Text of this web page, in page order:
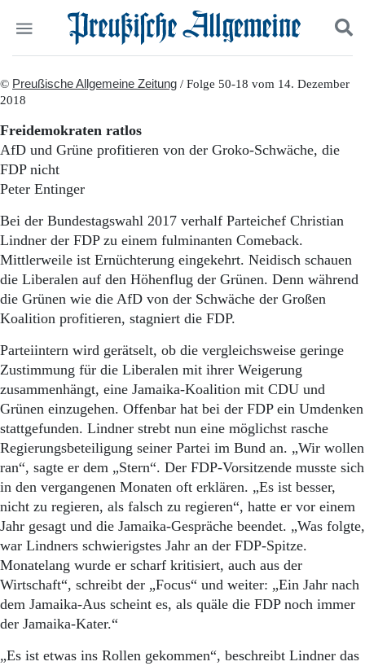
Wer wir sind
Aktuelle Ausgabe
Abonnenten-Login
Abonnent werden
Abo Prämien
Archiv
Mediadaten
Politik
Gesellschaft
Pommern
Berlin-Brandenburg
Schlesien
Danzig und Westpreußen
Bücher
Kontakt
Impressum
Datenschutz
Suchen und finden
© Preußische Allgemeine Zeitung / Folge 50-18 vom 14. Dezember
2018
Freidemokraten ratlos
AfD und Grüne profitieren von der Groko-Schwäche, die
FDP nicht
Peter Entinger
Bei der Bundestagswahl 2017 verhalf Parteichef Christian
Lindner der FDP zu einem fulminanten Comeback.
Mittlerweile ist Ernüchterung eingekehrt. Neidisch schauen
die Liberalen auf den Höhenflug der Grünen. Denn während
die Grünen wie die AfD von der Schwäche der Großen
Koalition profitieren, stagniert die FDP.
Parteiintern wird gerätselt, ob die vergleichsweise geringe
Zustimmung für die Liberalen mit ihrer Weigerung
zusammenhängt, eine Jamaika-Koalition mit CDU und
Grünen einzugehen. Offenbar hat bei der FDP ein Umdenken
stattgefunden. Lindner strebt nun eine möglichst rasche
Regierungsbeteiligung seiner Partei im Bund an. „Wir wollen
ran“, sagte er dem „Stern“. Der FDP-Vorsitzende musste sich
in den vergangenen Monaten oft erklären. „Es ist besser,
nicht zu regieren, als falsch zu regieren“, hatte er vor einem
Jahr gesagt und die Jamaika-Gespräche beendet. „Was folgte,
war Lindners schwierigstes Jahr an der FDP-Spitze.
Monatelang wurde er scharf kritisiert, auch aus der
Wirtschaft“, schreibt der „Focus“ und weiter: „Ein Jahr nach
dem Jamaika-Aus scheint es, als quäle die FDP noch immer
der Jamaika-Kater.“
„Es ist etwas ins Rollen gekommen“, beschreibt Lindner das